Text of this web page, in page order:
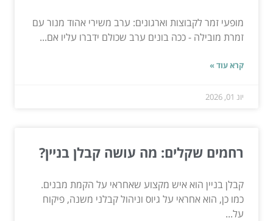
מופעי זמר לקבוצות וארגונים: ערב משירי אהוד מנור עם
זמרת מובילה - ככה בונים ערב שכולם ידברו עליו אם...
קרא עוד »
יונ 01, 2026
רחמים שקלים: מה עושה קבלן בניין?
קבלן בניין הוא איש מקצוע שאחראי על הקמת מבנים.
כמו כן, הוא אחראי על גיוס וניהול קבלני משנה, פיקוח
על...